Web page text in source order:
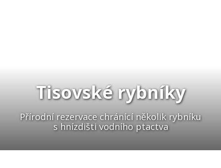
Tisovské rybníky
Přírodní rezervace chránící několik rybníku
s hnízdišti vodního ptactva